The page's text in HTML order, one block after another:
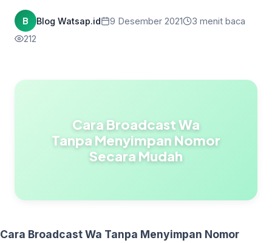
B Blog Watsap.id 9 Desember 2021
3 menit baca
212
Cara Broadcast Wa
Tanpa Menyimpan Nomor
Secara Mudah
Cara Broadcast Wa Tanpa Menyimpan Nomor